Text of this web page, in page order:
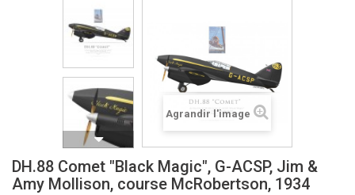
Agrandir l'image
DH.88 Comet "Black Magic", G-ACSP, Jim &
Amy Mollison, course McRobertson, 1934